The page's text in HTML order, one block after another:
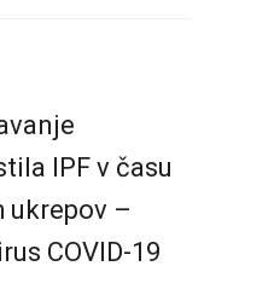
IPF v času
ukrepov –
COVID-19